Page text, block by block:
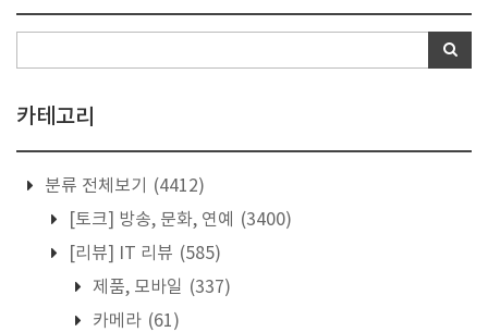
카테고리
분류 전체보기
(4412)
[토크] 방송, 문화, 연예
(3400)
[리뷰] IT 리뷰 (585)
제품, 모바일 (337)
카메라 (61)